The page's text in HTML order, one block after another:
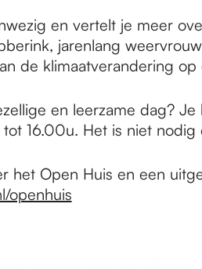
en vertelt je meer
jarenlang
de klimaatverandering
en leerzame dag?
16.00u. Het is niet
het Open Huis en een
openhuis